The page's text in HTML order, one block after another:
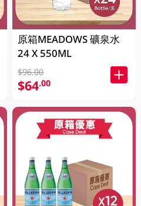
原箱MEADOWS 礦泉水
24 X 550ML
$96.00
$64.00